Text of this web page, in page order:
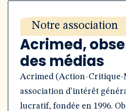
Notre association
Acrimed,
des médias
Acrimed (Action-Critique-
association d'intérêt
lucratif, fondée en 1996.